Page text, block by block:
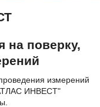
на поверку,
измерений
ИНВЕСТ"